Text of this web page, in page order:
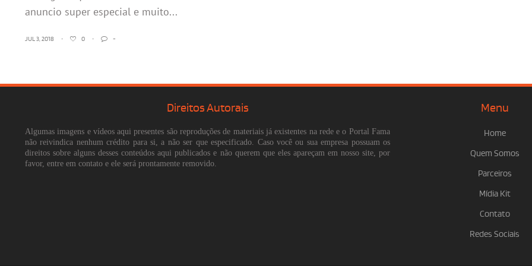
anuncio super especial e muito...
JUL 3, 2018 • 0 • -
Direitos Autorais
Algumas imagens e vídeos aqui presentes são reproduções de materiais já existentes na rede e o Portal Fama
não reivindica nenhum crédito para si, a não ser que especificado. Caso você ou sua empresa possuam os
direitos sobre alguns desses conteúdos aqui publicados e não querem que eles apareçam em nosso site, por
favor, entre em contato e ele será prontamente removido.
Menu
Home
Quem Somos
Parceiros
Mídia Kit
Contato
Redes Sociais